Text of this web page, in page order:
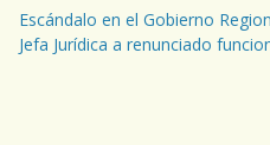
Escándalo en el Gobierno
Jefa Jurídica a renunciado